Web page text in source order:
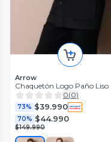
Arrow
Chaquetón Logo Paño Liso
0(0)
73% $39.990
70% $44.990
$149.990